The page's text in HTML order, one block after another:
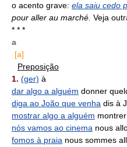
o acento grave: ela saiu cedo
pour aller au marché. Veja
* * *
a
[a]
Preposição
1. (ger) à
dar algo a alguém donner
diga ao João que venha dis à
mostrar algo a alguém
nós vamos ao cinema nous
fomos à praia nous sommes